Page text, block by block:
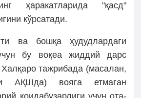
ҳаракатларида "қасд"
кўрсатади.
ва бошқа ҳудудлардаги
бу воқеа жиддий дарс
тажрибада (масалан,
АҚШда) вояга етмаган
қоидабузарлиги учун ота-